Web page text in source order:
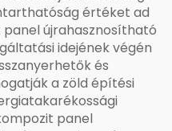
értéket ad
újrahasznosítható
idejének végén
és
a zöld építési
panel